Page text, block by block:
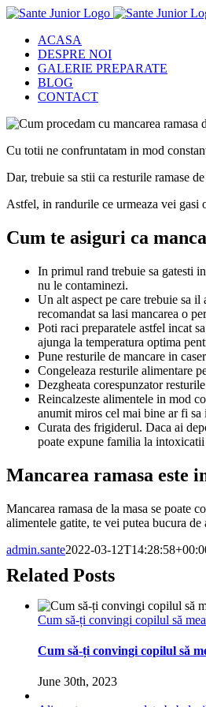
Skip
contentACASA
DESPRE NOI
GALERIE PREPARATE
BLOG
CONTACT
Cu totii ne confruntatam in mod
Dar, trebuie sa stii ca resturile ramase
Astfel, in randurile ce urmeaza vei gasi
Cum te asiguri ca
In primul rand trebuie sa gatesti
nu le contaminezi.
Un alt aspect pe care trebuie sa il
recomandat sa lasi mancarea o
Poti raci preparatele astfel incat
ajunga la temperatura optima
Pune resturile de mancare in
Congeleaza resturile alimentare
Dezgheata corespunzator
Reincalzeste alimentele in mod
anumit miros cel mai bine ar fi sa
Curata des frigiderul. Daca ai
poate expune familia la intoxicatii
Mancarea ramasa este
Mancarea ramasa de la masa se poate
alimentele gatite, te vei putea bucura
admin.sante2022-03-
Related Posts
Cum să-ți convingi copilul să
Cum să-ți convingi copilul să
June 30th, 2023